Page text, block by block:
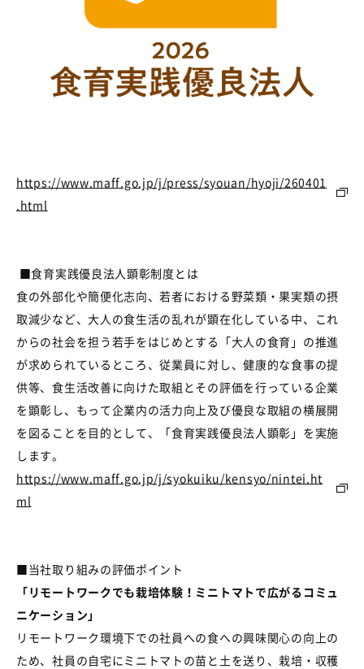
https://www.maff.go.jp/j/press/syouan/hyoji/260401
.html
■食育実践優良法人顕彰制度とは
食の外部化や簡便化志向、若者における野菜類・果実類の摂
取減少など、大人の食生活の乱れが顕在化している中、これ
からの社会を担う若手をはじめとする「大人の食育」の推進
が求められているところ、従業員に対し、健康的な食事の提
供等、食生活改善に向けた取組とその評価を行っている企業
を顕彰し、もって企業内の活力向上及び優良な取組の横展開
を図ることを目的として、「食育実践優良法人顕彰」を実施
します。
https://www.maff.go.jp/j/syokuiku/kensyo/nintei.ht
ml
■ 当社取り組みの評価ポイント
「リモートワークでも栽培体験！ミニトマトで広がるコミュ
ニケーション」
リモートワーク環境下での社員への食への興味関心の向上の
ため、社員の自宅にミニトマトの苗と土を送り、栽培・収穫